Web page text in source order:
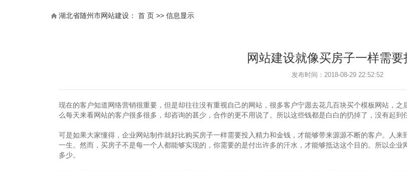
湖北省随州市网站建设： 首 页 >> 信息显示
网站建设就像买房子一样需要
发布时间：2018-08-29 22:52:52
现在的客户知道网络营销很重要，但是却往往没有重视自己的网站，很多客户宁愿去花几百块买个模板网站，
么每天来看网站的客户很多很多，却咨询的甚少，合作的更不用说了。所以这些钱都是白白的扔掉了，没有起到
可是如果大家懂得，企业网站制作就好比购买房子一样需要投入精力和金钱，才能够带来源源不断的客户。人
一生。然而，买房子不是每一个人都能够实现的，你需要的是付出许多的汗水，才能够抵达这个目的。所以企
多少。